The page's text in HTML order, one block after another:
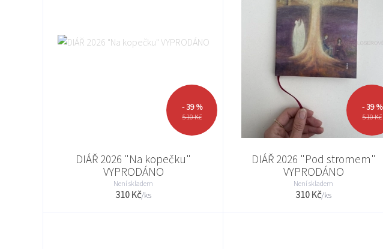
510 Kč
- 39 %
DIÁŘ 2026 "Na kopečku"
VYPRODÁNO
310 Kč/ks
Není skladem
510 Kč
- 39 %
DIÁŘ 2026 "Pod stromem"
VYPRODÁNO
310 Kč/ks
Není skladem